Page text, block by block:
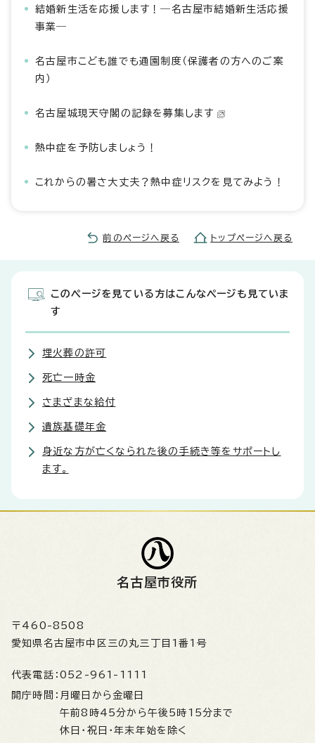
結婚新生活を応援します！―名古屋市結婚新生活応援
事業―
名古屋市こども誰でも通園制度（保護者の方へのご案
内）
名古屋城現天守閣の記録を募集します
熱中症を予防しましょう！
これからの暑さ大丈夫？熱中症リスクを見てみよう！
前のページへ戻る トップページへ戻る
このページを見ている方はこんなページも見ていま
す
埋火葬の許可
死亡一時金
さまざまな給付
遺族基礎年金
身近な方が亡くなられた後の手続き等をサポートし
ます。
名古屋市役所
〒460-8508
愛知県名古屋市中区三の丸三丁目1番1号
代表電話： 052-961-1111
開庁時間： 月曜日から金曜日
午前8時45分から午後5時15分まで
休日・祝日・年末年始を除く